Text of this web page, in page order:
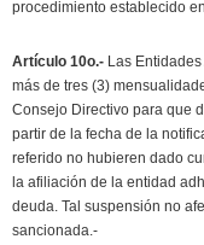
procedimiento establecido
Artículo 10o.- Las
más de tres (3)
Consejo Directivo para que
partir de la fecha de la
referido no hubieren dado
la afiliación de la entidad
deuda. Tal suspensión no
sancionada.-